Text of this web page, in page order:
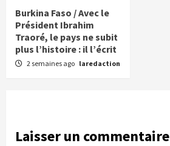
Burkina Faso / Avec le
Président Ibrahim
Traoré, le pays ne subit
plus l’histoire : il l’écrit
2 semaines ago laredaction
Laisser un commentaire